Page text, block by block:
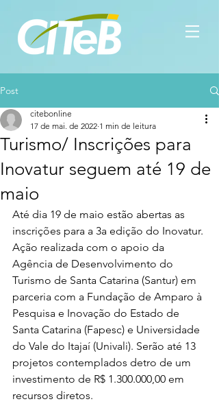
Post
Turismo/ Inscrições para
Inovatur seguem até 19 de
maio
citebonline
17 de mai. de 2022 1 min de leitura
Até dia 19 de maio estão abertas as
inscrições para a 3a edição do Inovatur.
Ação realizada com o apoio da
Agência de Desenvolvimento do
Turismo de Santa Catarina (Santur) em
parceria com a Fundação de Amparo à
Pesquisa e Inovação do Estado de
Santa Catarina (Fapesc) e Universidade
do Vale do Itajaí (Univali). Serão até 13
projetos contemplados detro de um
investimento de R$ 1.300.000,00 em
recursos diretos.